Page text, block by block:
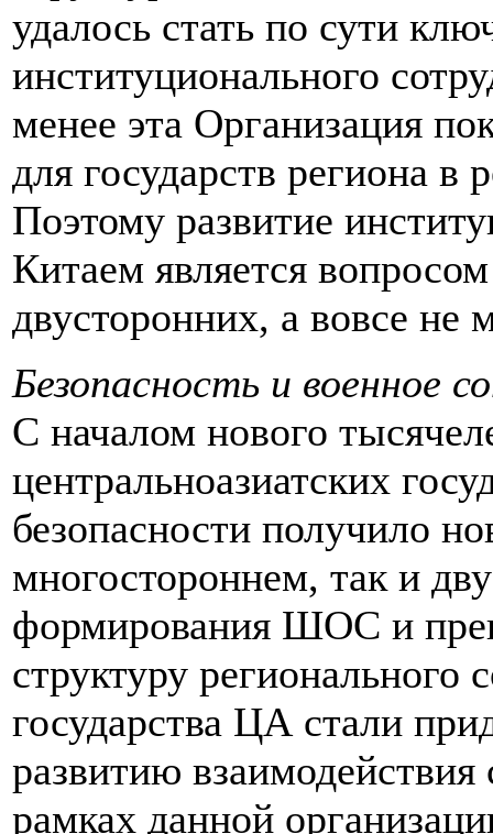
удалось стать по сути
институционального
менее эта Организация
для государств региона в
Поэтому развитие
Китаем является
двусторонних, а вовсе не
Безопасность и военное
С началом нового
центральноазиатских
безопасности получило
многостороннем, так и
формирования ШОС и
структуру регионального
государства ЦА стали
развитию
рамках данной